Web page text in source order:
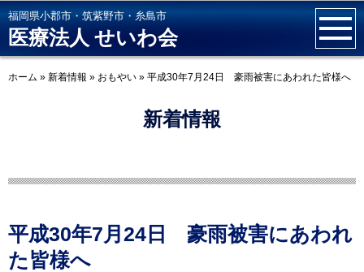
福岡県小郡市・筑紫野市・糸島市
医療法人 せいわ会
ホーム » 新着情報 » おもやい » 平成30年7月24日 豪雨被害にあわれた皆様へ
新着情報
平成30年7月24日 豪雨被害にあわれ
た皆様へ